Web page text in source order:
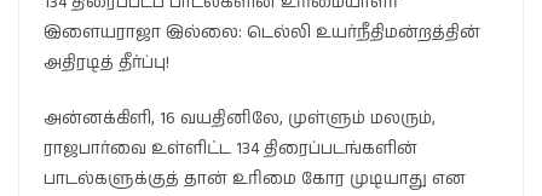
இளையராஜா இல்லை: டெல்லி உயர்நீதிமன்றத்தின்
அதிரடித் தீர்ப்பு!
அன்னக்கிளி, 16 வயதினிலே, முள்ளும் மலரும்,
ராஜபார்வை உள்ளிட்ட 134 திரைப்படங்களின்
பாடல்களுக்குத் தான் உரிமை கோர முடியாது என